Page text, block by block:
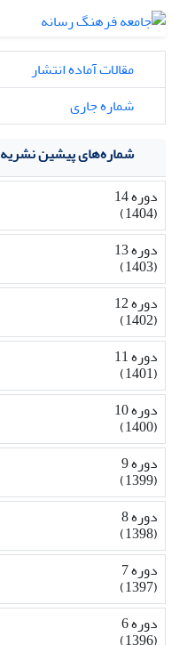
مقالات آماده انتشار
شماره جاری
شماره‌های پیشین نشریه
دوره 14
(1404)
دوره 13
(1403)
دوره 12
(1402)
دوره 11
(1401)
دوره 10
(1400)
دوره 9
(1399)
دوره 8
(1398)
دوره 7
(1397)
دوره 6